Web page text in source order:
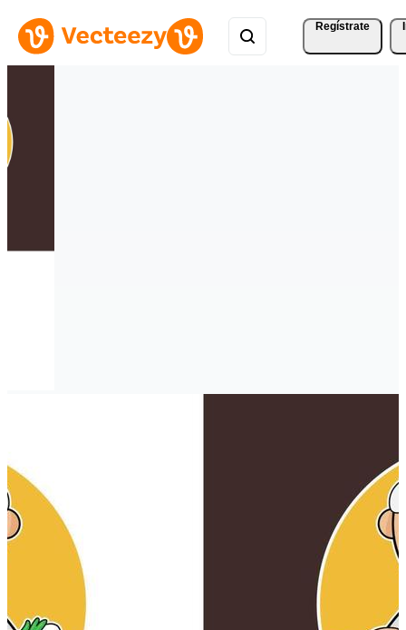
Regístrate